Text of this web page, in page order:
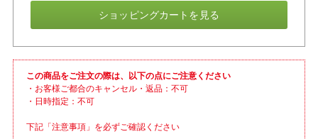
ショッピングカートを見る
この商品をご注文の際は、以下の点にご注意ください
・お客様ご都合のキャンセル・返品：不可
・日時指定：不可
下記「注意事項」を必ずご確認ください